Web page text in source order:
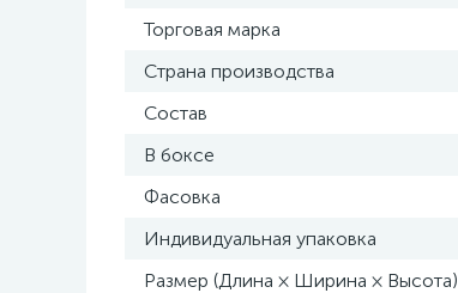
Торговая марка
Страна производства
Состав
В боксе
Фасовка
Индивидуальная упаковка
Размер (Длина × Ширина × Высота)